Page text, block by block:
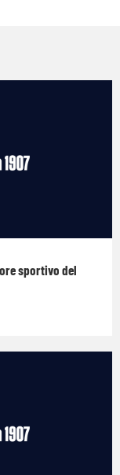
sportivo del